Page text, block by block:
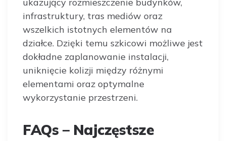
infrastruktury, tras mediów oraz
wszelkich istotnych elementów na
działce. Dzięki temu szkicowi możliwe jest
dokładne zaplanowanie instalacji,
uniknięcie kolizji między różnymi
elementami oraz optymalne
wykorzystanie przestrzeni.
FAQs – Najczęstsze